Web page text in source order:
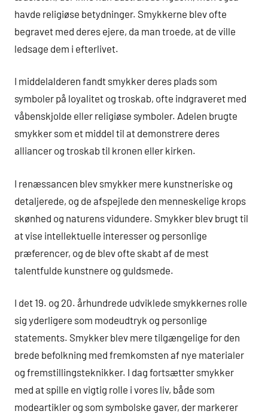
havde religiøse betydninger. Smykkerne blev ofte
begravet med deres ejere, da man troede, at de ville
ledsage dem i efterlivet.
I middelalderen fandt smykker deres plads som
symboler på loyalitet og troskab, ofte indgraveret med
våbenskjolde eller religiøse symboler. Adelen brugte
smykker som et middel til at demonstrere deres
alliancer og troskab til kronen eller kirken.
I renæssancen blev smykker mere kunstneriske og
detaljerede, og de afspejlede den menneskelige krops
skønhed og naturens vidundere. Smykker blev brugt til
at vise intellektuelle interesser og personlige
præferencer, og de blev ofte skabt af de mest
talentfulde kunstnere og guldsmede.
I det 19. og 20. århundrede udviklede smykkernes rolle
sig yderligere som modeudtryk og personlige
statements. Smykker blev mere tilgængelige for den
brede befolkning med fremkomsten af nye materialer
og fremstillingsteknikker. I dag fortsætter smykker
med at spille en vigtig rolle i vores liv, både som
modeartikler og som symbolske gaver, der markerer